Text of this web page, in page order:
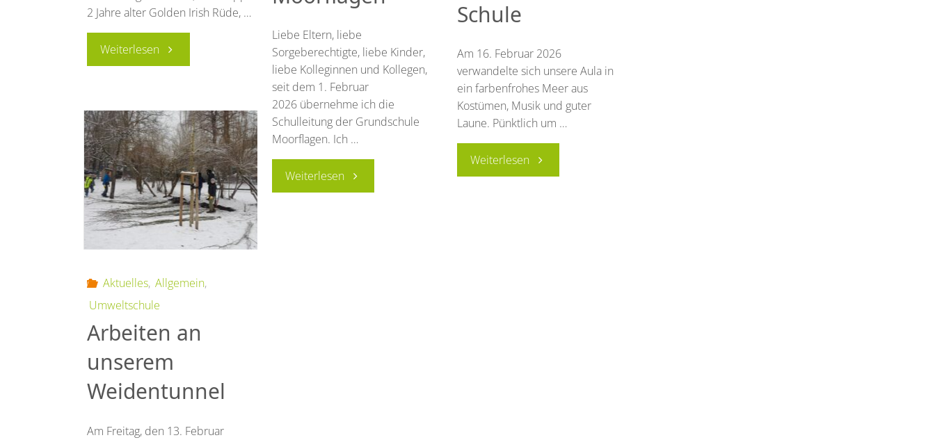
2 Jahre alter Golden Irish Rüde, …
Weiterlesen"Schulhund
stellt
sich
vor"
Liebe Eltern, liebe
Sorgeberechtigte, liebe Kinder,
liebe Kolleginnen und Kollegen,
seit dem 1. Februar
2026 übernehme ich die
Schulleitung der Grundschule
Moorflagen. Ich …
Weiterlesen"Neue
Schule
Am 16. Februar 2026
verwandelte sich unsere Aula in
ein farbenfrohes Meer aus
Kostümen, Musik und guter
Laune. Pünktlich um …
Weiterlesen"Buntes
Aktuelles, Allgemein,
Umweltschule
Arbeiten an
unserem
Weidentunnel
Am Freitag, den 13. Februar